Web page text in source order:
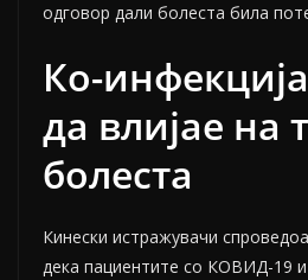
одговор дали болеста била
Ко-
да влијае на
болеста
Кинески истражувачи
дека пациентите со КОВИД-19